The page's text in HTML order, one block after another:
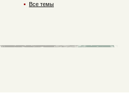
Все темы